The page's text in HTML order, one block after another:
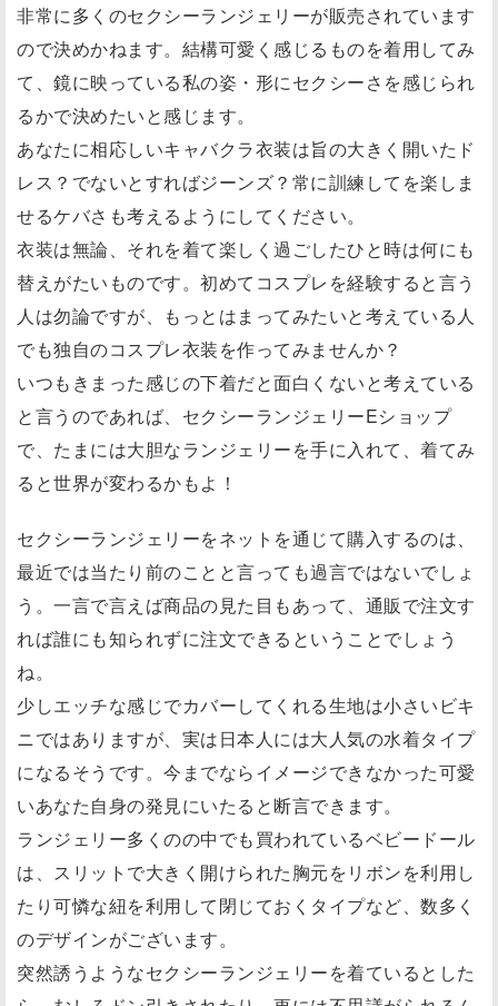
非常に多くのセクシーランジェリーが販売されています
ので決めかねます。結構可愛く感じるものを着用してみ
て、鏡に映っている私の姿・形にセクシーさを感じられ
るかで決めたいと感じます。
あなたに相応しいキャバクラ衣装は旨の大きく開いたド
レス？でないとすればジーンズ？常に訓練してを楽しま
せるケバさも考えるようにしてください。
衣装は無論、それを着て楽しく過ごしたひと時は何にも
替えがたいものです。初めてコスプレを経験すると言う
人は勿論ですが、もっとはまってみたいと考えている人
でも独自のコスプレ衣装を作ってみませんか？
いつもきまった感じの下着だと面白くないと考えている
と言うのであれば、セクシーランジェリーEショップ
で、たまには大胆なランジェリーを手に入れて、着てみ
ると世界が変わるかもよ！
セクシーランジェリーをネットを通じて購入するのは、
最近では当たり前のことと言っても過言ではないでしょ
う。一言で言えば商品の見た目もあって、通販で注文す
れば誰にも知られずに注文できるということでしょう
ね。
少しエッチな感じでカバーしてくれる生地は小さいビキ
ニではありますが、実は日本人には大人気の水着タイプ
になるそうです。今までならイメージできなかった可愛
いあなた自身の発見にいたると断言できます。
ランジェリー多くのの中でも買われているベビードール
は、スリットで大きく開けられた胸元をリボンを利用し
たり可憐な紐を利用して閉じておくタイプなど、数多く
のデザインがございます。
突然誘うようなセクシーランジェリーを着ているとした